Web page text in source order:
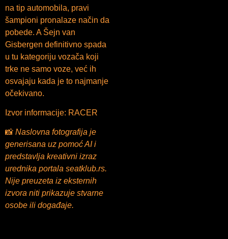
na tip automobila, pravi
šampioni pronalaze način da
pobede. A Šejn van
Gisbergen definitivno spada
u tu kategoriju vozača koji
trke ne samo voze, već ih
osvajaju kada je to najmanje
očekivano.
Izvor informacije: RACER
📸 Naslovna fotografija je
generisana uz pomoć AI i
predstavlja kreativni izraz
urednika portala seatklub.rs.
Nije preuzeta iz eksternih
izvora niti prikazuje stvarne
osobe ili događaje.